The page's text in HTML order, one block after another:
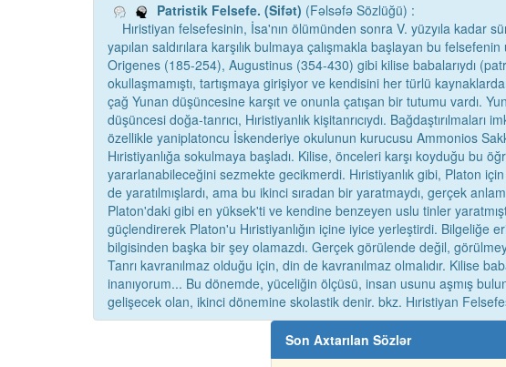
Patristik Felsefe. (Sifət) (Fəlsəfə Sözlüğü) :
Hıristiyan felsefesinin, İsa'nın ölümünden sonra V. yüzyıla kadar
yapılan saldırılara karşılık bulmaya çalışmakla başlayan bu
Origenes (185-254), Augustinus (354-430) gibi kilise babalarıydı
okullaşmamıştı, tartışmaya girişiyor ve kendisini her türlü
çağ Yunan düşüncesine karşıt ve onunla çatışan bir tutumu vardı.
düşüncesi doğa-tanrıcı, Hıristiyanlık kişitanrıcıydı. Bağdaştırılmaları
özellikle yaniplatoncu İskenderiye okulunun kurucusu Ammonios
Hıristiyanlığa sokulmaya başladı. Kilise, önceleri karşı koyduğu bu
yararlanabileceğini sezmekte gecikmerdi. Hıristiyanlık gibi, Platon
de yaratılmışlardı, ama bu ikinci sıradan bir yaratmaydı, gerçek
Platon'daki gibi en yüksek'ti ve kendine benzeyen uslu tinler
güçlendirerek Platon'u Hıristiyanlığın içine iyice yerleştirdi. Bilgeliğe
bilgisinden başka bir şey olamazdı. Gerçek görülende değil,
Tanrı kavranılmaz olduğu için, din de kavranılmaz olmalıdır. Kilise
inanıyorum... Bu dönemde, yüceliğin ölçüsü, insan usunu aşmış
gelişecek olan, ikinci dönemine skolastik denir. bkz. Hıristiyan
Son Axtarılan Sözlər